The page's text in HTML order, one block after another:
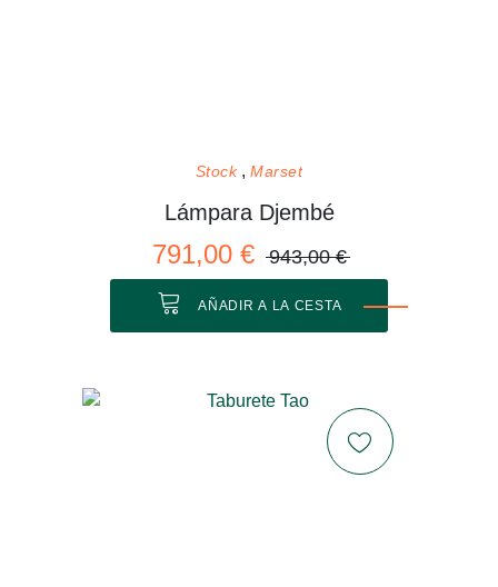
Stock Marset
Lámpara Djembé
791,00 € 943,00 €
AÑADIR A LA CESTA